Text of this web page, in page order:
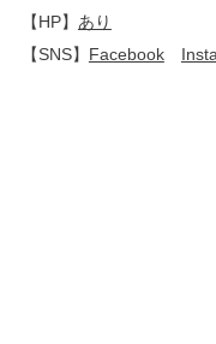
【HP】 あり
【SNS】 Facebook